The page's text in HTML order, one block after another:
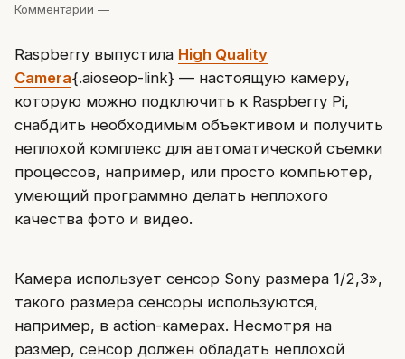
Комментарии —
Raspberry выпустила High Quality
Camera{.aioseop-link} — настоящую камеру,
которую можно подключить к Raspberry Pi,
снабдить необходимым объективом и получить
неплохой комплекс для автоматической съемки
процессов, например, или просто компьютер,
умеющий программно делать неплохого
качества фото и видео.
Камера использует сенсор Sony размера 1/2,3»,
такого размера сенсоры используются,
например, в action-камерах. Несмотря на
размер, сенсор должен обладать неплохой